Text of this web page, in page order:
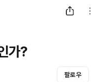
가?
팔로우